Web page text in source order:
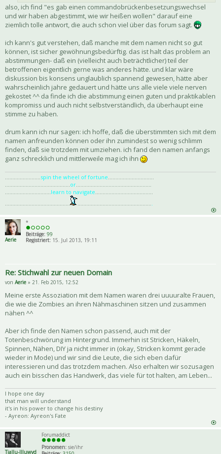
also, ich find "es gab einen commandobrückenbesetzungswechsel
und wir haben abgestimmt, wie wir heißen wollen" darauf eine
ziemlich tolle antwort, die auch schon viel über das forum sagt.
ich kann's gut verstehen, daß manche mit dem namen nicht so gut
können, ist sicher gewöhnungsbedürftig. das ist halt das problem an
abstimmungen- daß ein (vielleicht auch beträchtlicher) teil der
betroffenen eigentlich gerne was anderes hätte. und klar wäre
diskussion bis konsens unglaublich spannend gewesen, hätte aber
wahrscheinlich jahre gedauert und hätte uns alle viele viele nerven
gekostet ^^ da finde ich die abstimmung einen guten und praktikablen
kompromiss und auch nicht selbstverständlich, da überhaupt eine
stimme zu haben.
drum kann ich nur sagen: ich hoffe, daß die überstimmten sich mit dem
namen anfreunden können oder ihn zumindest so wenig schlimm
finden, daß sie trotzdem mit umziehen. ich fand den namen anfangs
ganz schrecklich und mittlerweile mag ich ihn
........................spin the wheel of fortune...............................
............................................or...................................................
...............................learn to navigate.......................................
............................................
...................................................
Aerie
*
Beiträge: 99
Registriert: 15. Jul 2013, 19:11
Re: Stichwahl zur neuen Domain
von Aerie » 21. Feb 2015, 12:52
Meine erste Assoziation mit dem Namen waren drei uuuuralte Frauen,
die wie die Zombies an ihren Nähmaschinen sitzen und zusammen
nähen ^^
Aber ich finde den Namen schon passend, auch mit der
Totenbeschwörung im Hintergrund. Immerhin ist Stricken, Häkeln,
Spinnen, Nähen, DIY ja nicht immer in (okay, Stricken kommt gerade
wieder in Mode) und wir sind die Leute, die sich eben dafür
interessieren und das trotzdem machen. Also erhalten wir sozusagen
auch ein bisschen das Handwerk, das viele für tot halten, am Leben...
I hope one day
that man will understand
it's in his power to change his destiny
- Ayreon: Ayreon's Fate
Tiallu-Illuwyd
Forumaddict
Pronomen: sie/ihr